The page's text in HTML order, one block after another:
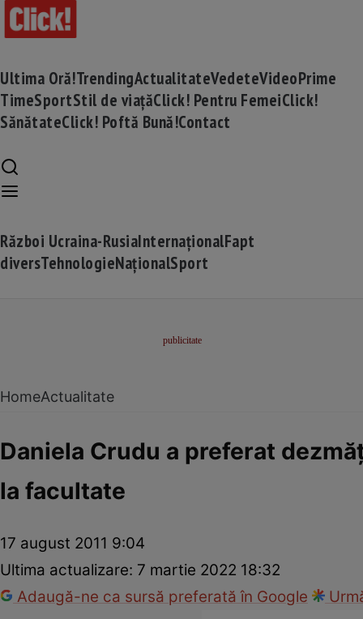
Ultima Oră!TrendingActualitateVedeteVideoPrime
TimeSportStil de viațăClick! Pentru FemeiClick!
SănătateClick! Poftă Bună!Contact
Război Ucraina-RusiaInternaționalFapt
diversTehnologieNaționalSport
HomeActualitate
Daniela Crudu a preferat
la facultate
17 august 2011 9:04
Ultima actualizare: 7 martie 2022 18:32
Adaugă-ne ca sursă preferată în Google